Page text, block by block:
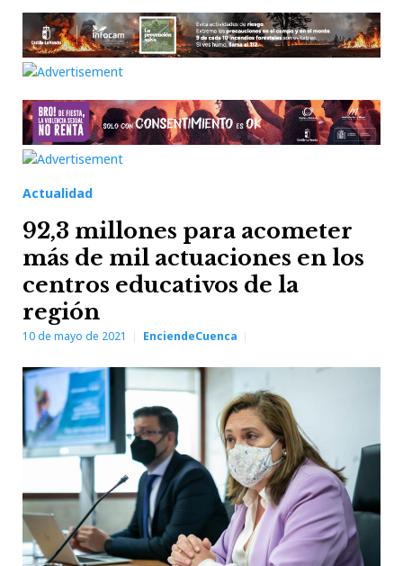
Actualidad
92,3 millones para acometer
más de mil actuaciones en los
centros educativos de la
región
10 de mayo de 2021 EnciendeCuenca